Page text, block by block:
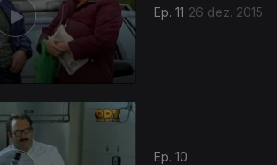
Ep. 11 26 dez. 2015
Ep. 10